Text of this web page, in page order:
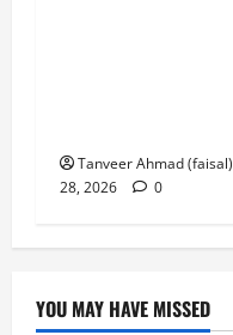
Tanveer Ahmad (faisal)
28, 2026
0
YOU MAY HAVE MISSED